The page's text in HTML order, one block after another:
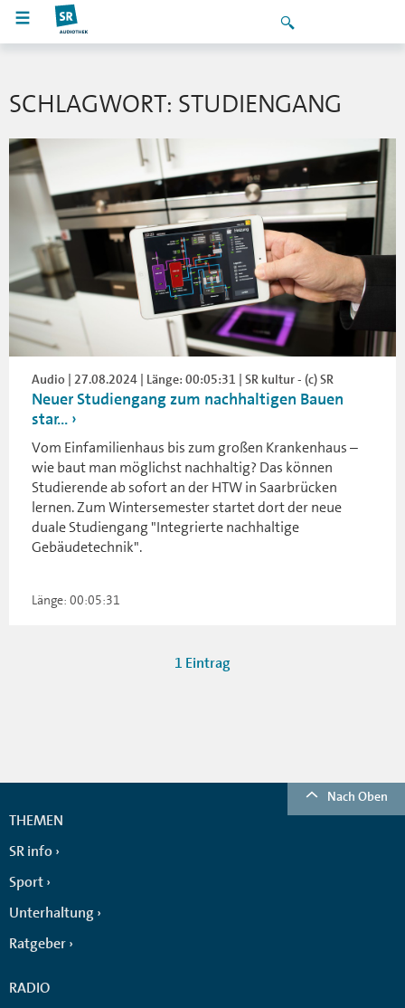
SCHLAGWORT: STUDIENGANG
Audio | 27.08.2024 | Länge: 00:05:31 | SR kultur - (c) SR
Neuer Studiengang zum nachhaltigen Bauen
star...
Vom Einfamilienhaus bis zum großen Krankenhaus –
wie baut man möglichst nachhaltig? Das können
Studierende ab sofort an der HTW in Saarbrücken
lernen. Zum Wintersemester startet dort der neue
duale Studiengang "Integrierte nachhaltige
Gebäudetechnik".
Länge: 00:05:31
1 Eintrag
Nach Oben
THEMEN
SR info
Sport
Unterhaltung
Ratgeber
RADIO